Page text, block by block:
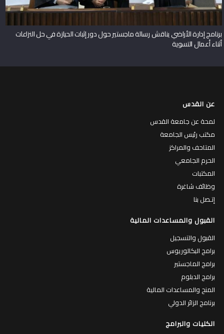
برنامج إدارة الأراضي يناقش رسالة ماجستير حول دور إثبات الحيازة في حل النزاعات
أثناء أعمال التسوية
عن القدس
لمحة عن جامعة القدس
مكتب رئيس الجامعة
المتاحف والمراكز
الحرم الجامعي
المكتبات
وظائف شاغرة
إتـصل بنا
القبول والمساعدات المالية
القبول والتسجيل
برامج البكالوريوس
برامج الماجستير
برامج الدبلوم
المنح والمساعدات المالية
برنامج الزائر الدولي
الكليات والبرامج